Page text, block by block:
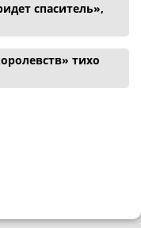
спаситель»,
тихо